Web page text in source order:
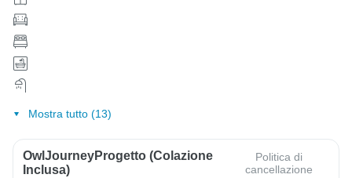
Mostra tutto (13)
OwlJourneyProgetto (colazione
Inclusa)
Politica di
cancellazione